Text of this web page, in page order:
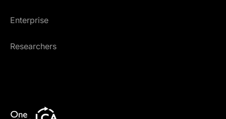
Enterprise
Researchers